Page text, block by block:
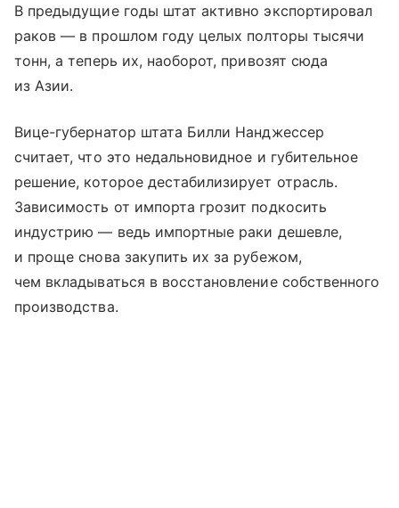
В предыдущие годы штат активно экспортировал
раков — в прошлом году целых полторы тысячи
тонн, а теперь их, наоборот, привозят сюда
из Азии.
Вице-губернатор штата Билли Нанджессер
считает, что это недальновидное и губительное
решение, которое дестабилизирует отрасль.
Зависимость от импорта грозит подкосить
индустрию — ведь импортные раки дешевле,
и проще снова закупить их за рубежом,
чем вкладываться в восстановление собственного
производства.